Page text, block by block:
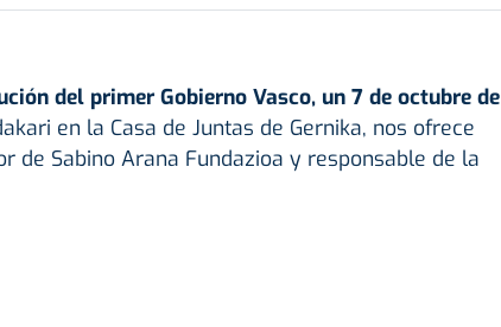
del primer Gobierno Vasco, un 7 de octubre de
en la Casa de Juntas de Gernika, nos ofrece
de Sabino Arana Fundazioa y responsable de la